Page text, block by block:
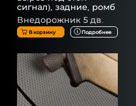
сигнал), задние, ромб
Внедорожник 5 дв.
В корзину Подробнее